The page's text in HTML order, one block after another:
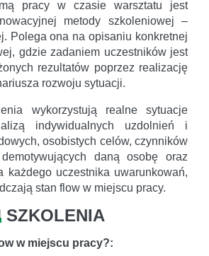
pracy w czasie warsztatu jest
metody szkoleniowej –
Polega ona na opisaniu konkretnej
gdzie zadaniem uczestników jest
rezultatów poprzez realizację
rozwoju sytuacji.
wykorzystują realne sytuacje
indywidualnych uzdolnień i
osobistych celów, czynników
daną osobę oraz
każdego uczestnika uwarunkowań,
stan flow w miejscu pracy.
SZKOLENIA
w miejscu pracy?: